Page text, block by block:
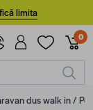
limita
0
dus walk in /